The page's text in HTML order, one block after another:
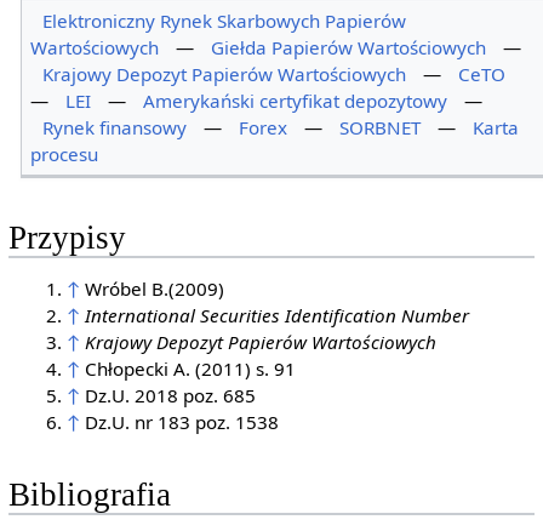
Elektroniczny Rynek Skarbowych Papierów
Wartościowych
— Giełda Papierów Wartościowych
—
Krajowy Depozyt Papierów Wartościowych
—
CeTO
—
LEI — Amerykański certyfikat depozytowy
—
Rynek finansowy
— Forex — SORBNET —
Karta
procesu
Przypisy
↑ Wróbel B.(2009)
↑ International Securities Identification Number
↑ Krajowy Depozyt Papierów Wartościowych
↑ Chłopecki A. (2011) s. 91
↑ Dz.U. 2018 poz. 685
↑ Dz.U. nr 183 poz. 1538
Bibliografia